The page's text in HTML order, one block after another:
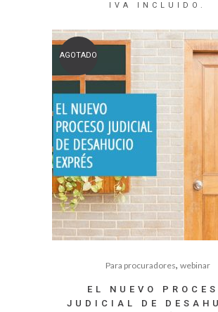
IVA INCLUIDO.
AGOTADO
Para procuradores, webinar
EL NUEVO
JUDICIAL DE